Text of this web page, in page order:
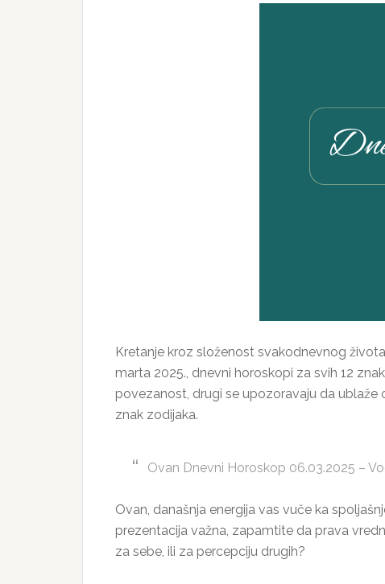
Kretanje kroz složenost svakodnevnog
marta 2025., dnevni horoskopi za svih 12
povezanost, drugi se upozoravaju da ublaže
znak zodijaka.
Ovan Dnevni Horoskop 06.03.2025 –
Ovan, današnja energija vas vuče ka
prezentacija važna, zapamtite da prava
za sebe, ili za percepciju drugih?